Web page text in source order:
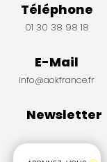
Téléphone
01 30 38 98 18
E-Mail
info@aokfrance.fr
Newsletter